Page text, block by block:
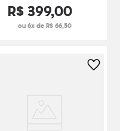
R$399,00
ou 6x de R$ 66,50